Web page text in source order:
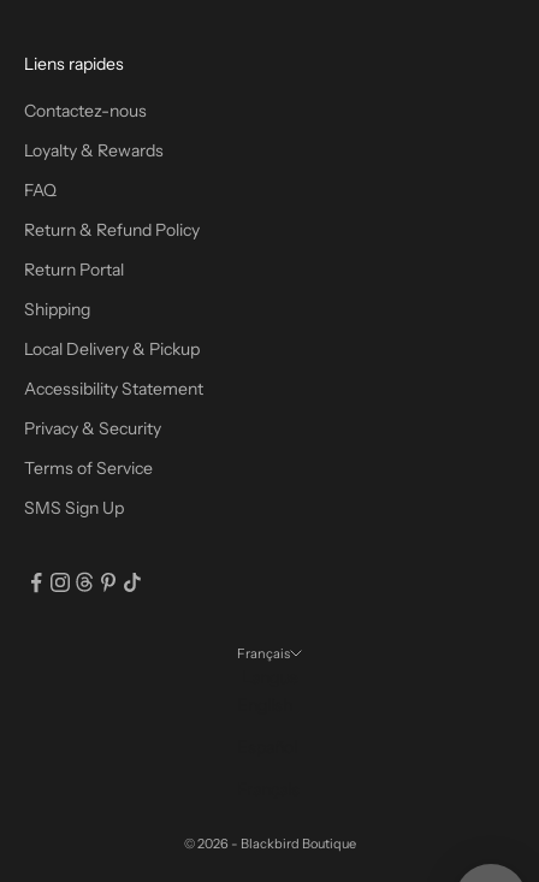
Liens rapides
Contactez-nous
Loyalty & Rewards
FAQ
Return & Refund Policy
Return Portal
Shipping
Local Delivery & Pickup
Accessibility Statement
Privacy & Security
Terms of Service
SMS Sign Up
Français
© 2026 - Blackbird Boutique